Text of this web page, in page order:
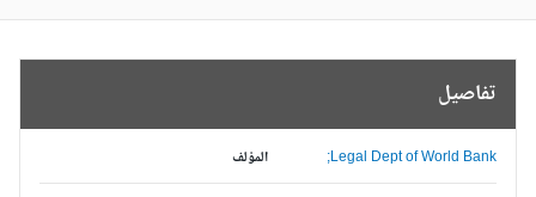
تفاصيل
المؤلف Legal Dept of World Bank;